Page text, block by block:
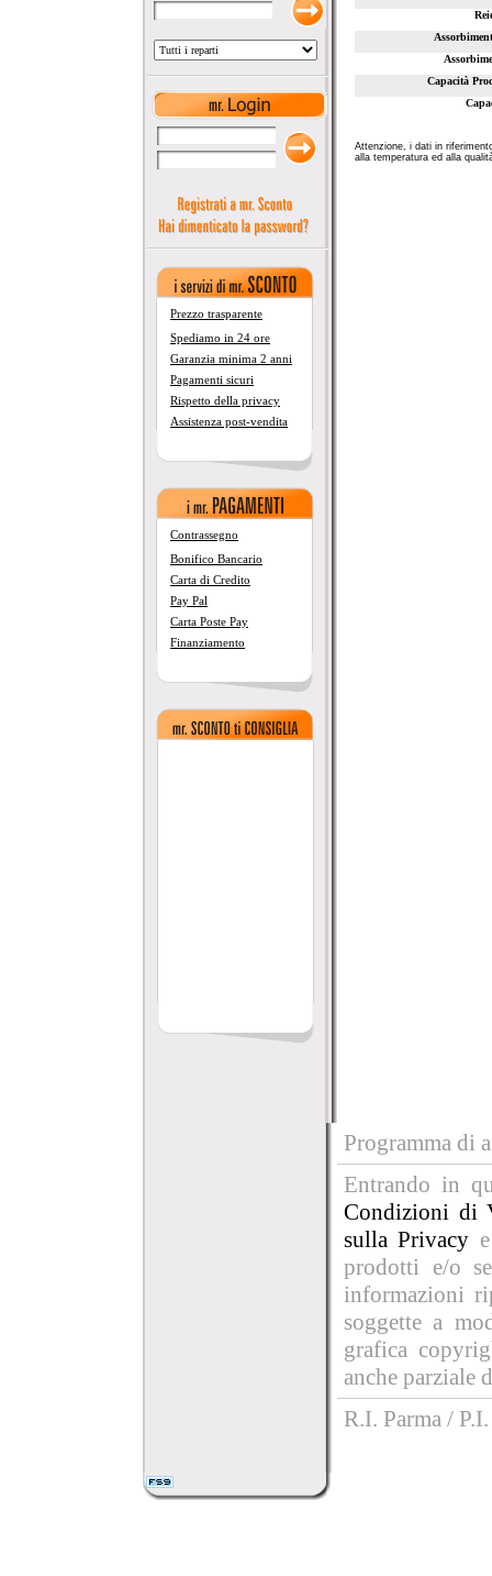
Prezzo trasparente
Spediamo in 24 ore
Garanzia minima 2 anni
Pagamenti sicuri
Rispetto della privacy
Assistenza post-vendita
Contrassegno
Bonifico Bancario
Carta di Credito
Pay Pal
Carta Poste Pay
Finanziamento
Capacità
Attenzione, i dati in
alla temperatura ed alla
Programma di
Entrando in
Condizioni di
sulla Privacy
prodotti e/o
informazioni
soggette a
grafica
anche parziale
R.I. Parma /